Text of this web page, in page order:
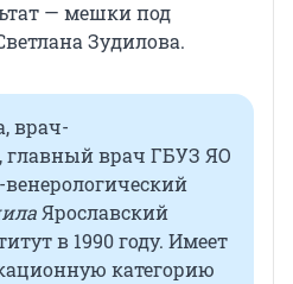
— мешки под
Зудилова.
врач-
главный врач ГБУЗ ЯО
Ярославский
в 1990 году. Имеет
категорию